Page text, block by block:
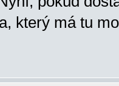
který má tu